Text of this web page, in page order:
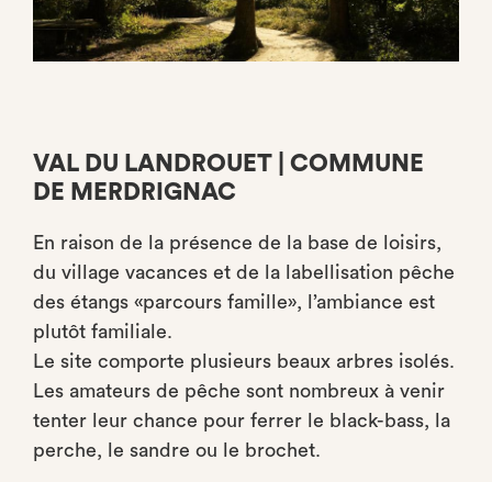
VAL DU LANDROUET | COMMUNE
DE MERDRIGNAC
En raison de la présence de la base de loisirs,
du village vacances et de la labellisation pêche
des étangs «parcours famille», l’ambiance est
plutôt familiale.
Le site comporte plusieurs beaux arbres isolés.
Les amateurs de pêche sont nombreux à venir
tenter leur chance pour ferrer le black-bass, la
perche, le sandre ou le brochet.